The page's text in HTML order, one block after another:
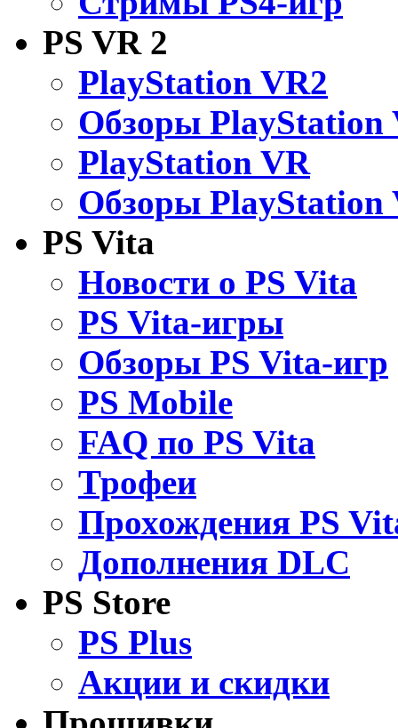
PS VR 2
PlayStation VR2
Обзоры PlayStation
PlayStation VR
Обзоры PlayStation
PS Vita
Новости о PS Vita
PS Vita-игры
Обзоры PS Vita-игр
PS Mobile
FAQ по PS Vita
Трофеи
Прохождения PS
Дополнения DLC
PS Store
PS Plus
Акции и скидки